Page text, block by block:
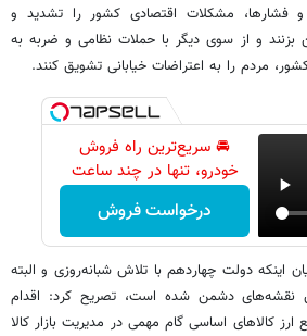
فشارها، مشکلات اقتصادی کشور را تشدید و
بزنند و از سوی دیگر با حملات نظامی و ضربه به
مردم را به اعتراضات خیابانی تشویق کنند.
🚘 سریع‌ترین راه فروش
خودرو، تنها در چند ساعت
درخواست فروش
اینکه دولت چهاردهم با تلاش شبانه‌روزی و البته
نقشه‌های دشمن شده است، تصریح کرد: اقدام
کالاهای اساسی گام مهمی در مدیریت بازار کالا